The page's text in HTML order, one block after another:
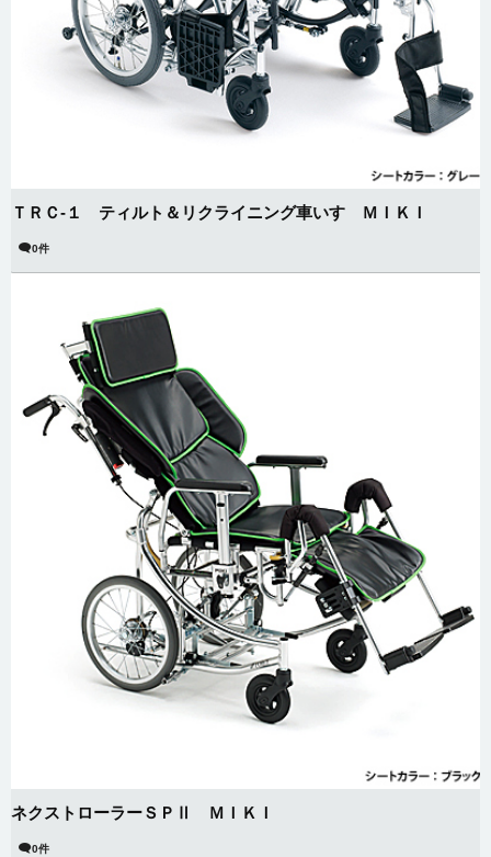
ＴＲＣ-１ ティルト＆リクライニング車いす ＭＩＫＩ
0件
ネクストローラーＳＰⅡ ＭＩＫＩ
0件